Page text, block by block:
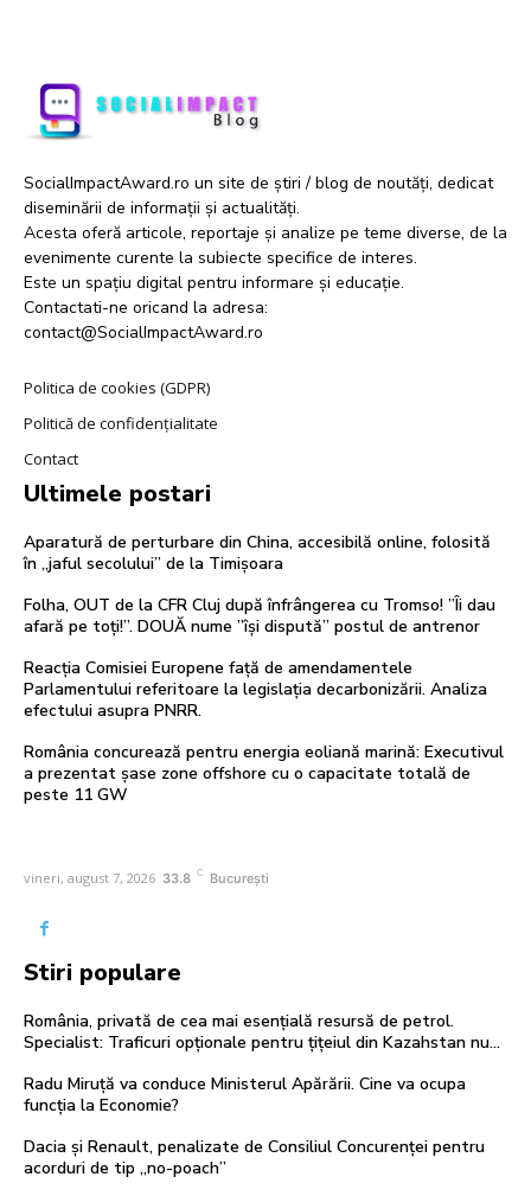
SocialImpactAward.ro un site de știri / blog de noutăți, dedicat
diseminării de informații și actualități.
Acesta oferă articole, reportaje și analize pe teme diverse, de la
evenimente curente la subiecte specifice de interes.
Este un spațiu digital pentru informare și educație.
Contactati-ne oricand la adresa:
contact@SocialImpactAward.ro
Politica de cookies (GDPR)
Politică de confidențialitate
Contact
Ultimele postari
Aparatură de perturbare din China, accesibilă online, folosită
în „jaful secolului” de la Timișoara
Folha, OUT de la CFR Cluj după înfrângerea cu Tromso! ”Îi dau
afară pe toți!”. DOUĂ nume ”își dispută” postul de antrenor
Reacția Comisiei Europene față de amendamentele
Parlamentului referitoare la legislația decarbonizării. Analiza
efectului asupra PNRR.
România concurează pentru energia eoliană marină: Executivul
a prezentat șase zone offshore cu o capacitate totală de
peste 11 GW
vineri, august 7, 2026 33.8 C București
Stiri populare
România, privată de cea mai esențială resursă de petrol.
Specialist: Traficuri opționale pentru țițeiul din Kazahstan nu…
Radu Miruță va conduce Ministerul Apărării. Cine va ocupa
funcția la Economie?
Dacia și Renault, penalizate de Consiliul Concurenței pentru
acorduri de tip „no-poach”